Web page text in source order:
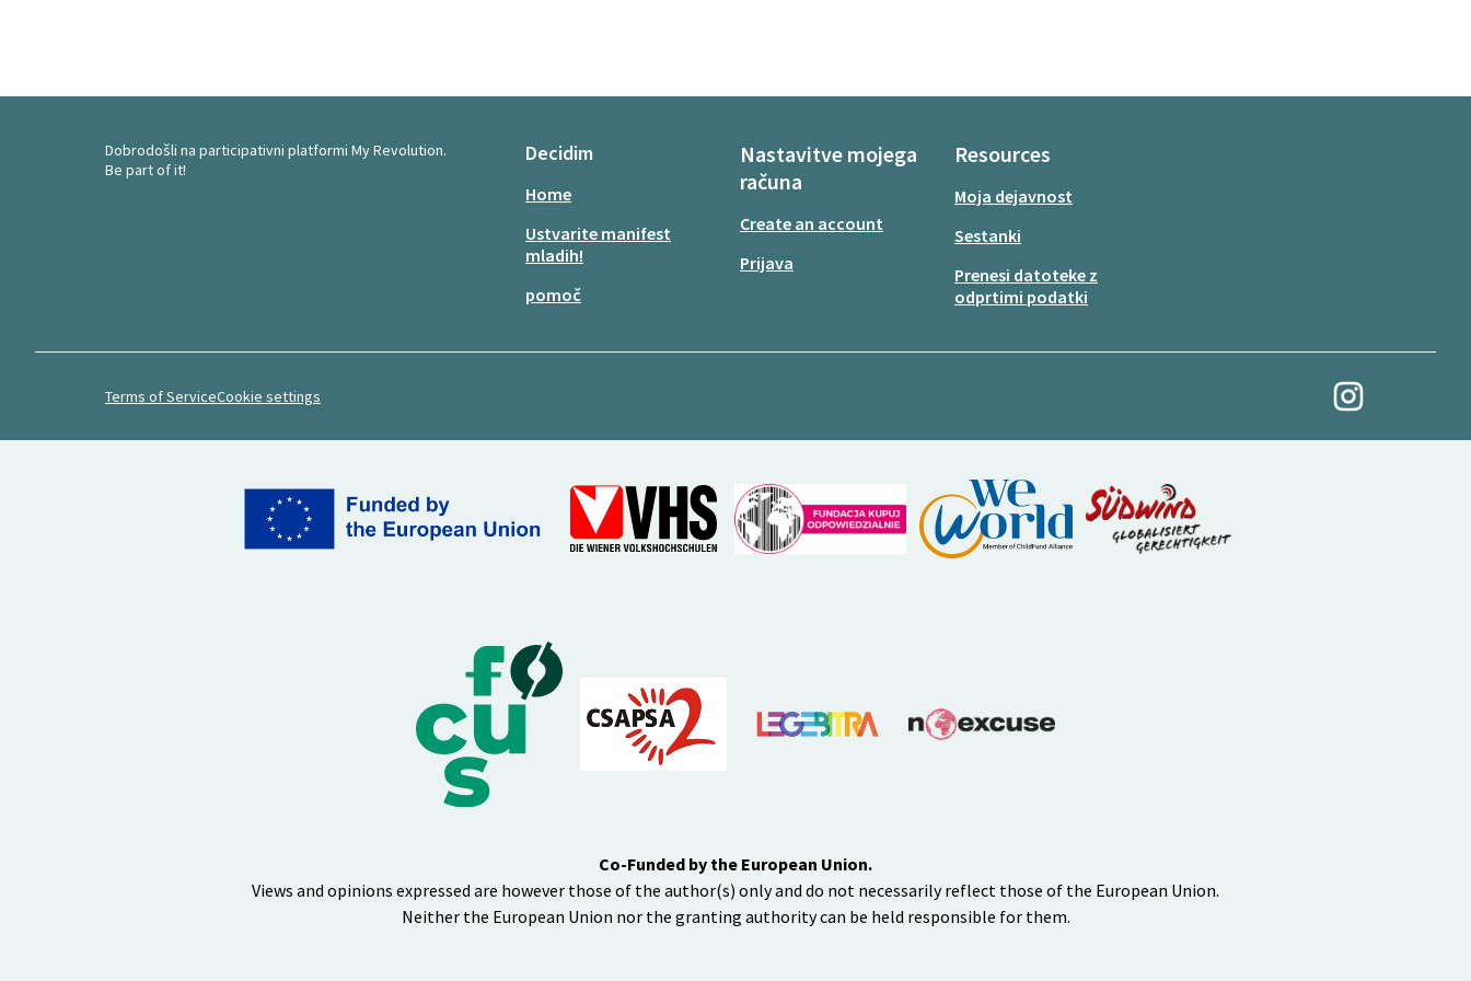
Dobrodošli na participativni platformi My Revolution.
Be part of it!
Decidim
Home
Ustvarite manifest
mladih!
pomoč
Nastavitve mojega
računa
Create an account
Prijava
Resources
Moja dejavnost
Sestanki
Prenesi datoteke z
odprtimi podatki
Terms of ServiceCookie settings
My Revolution na
Co-Funded by the European Union.
Views and opinions expressed are however those of the author(s) only and do not necessarily reflect those of the European Union.
Neither the European Union nor the granting authority can be held responsible for them.